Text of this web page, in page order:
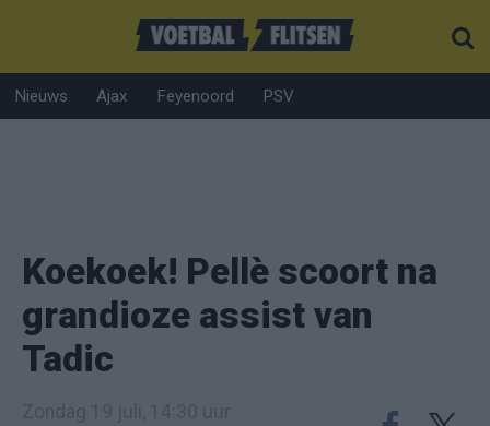
Nieuws Ajax Feyenoord PSV
Koekoek! Pellè scoort na
grandioze assist van
Tadic